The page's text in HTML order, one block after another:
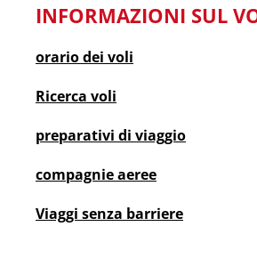
INFORMAZIONI SUL
orario dei voli
Ricerca voli
preparativi di viaggio
compagnie aeree
Viaggi senza barriere